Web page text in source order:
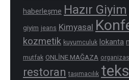
haberleşme Hazır Giyim
giyim jeans Kimyasal
kozmetik kuyumculuk lokanta
mutfak ONLİNE MAĞAZA
restoran taşımacılık